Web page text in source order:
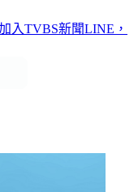
入TVBS新聞LINE，